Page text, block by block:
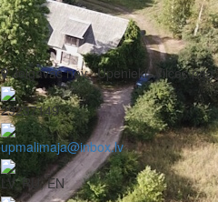
Jelgavas nov., Upenieki, Vilces pag.
29237149
upmalimaja@inbox.lv
LV, RU, EN